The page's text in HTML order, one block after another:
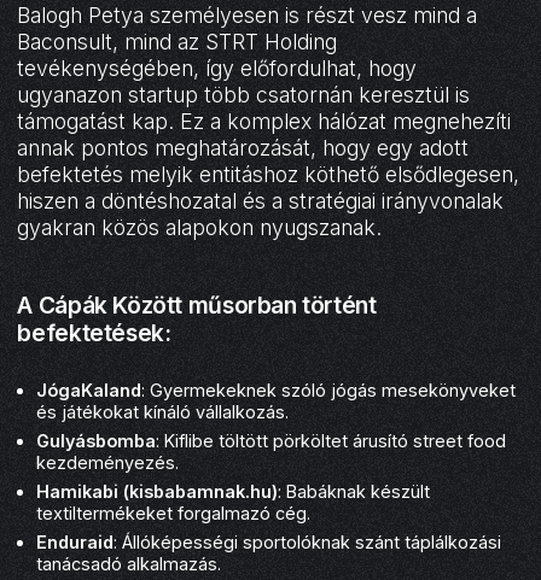
Balogh Petya személyesen is részt vesz mind a
Baconsult, mind az STRT Holding
tevékenységében, így előfordulhat, hogy
ugyanazon startup több csatornán keresztül is
támogatást kap. Ez a komplex hálózat megnehezíti
annak pontos meghatározását, hogy egy adott
befektetés melyik entitáshoz köthető elsődlegesen,
hiszen a döntéshozatal és a stratégiai irányvonalak
gyakran közös alapokon nyugszanak.
A Cápák Között műsorban történt
befektetések:
JógaKaland: Gyermekeknek szóló jógás mesekönyveket
és játékokat kínáló vállalkozás.
Gulyásbomba: Kiflibe töltött pörköltet árusító street food
kezdeményezés.
Hamikabi (kisbabamnak.hu): Babáknak készült
textiltermékeket forgalmazó cég.
Enduraid: Állóképességi sportolóknak szánt táplálkozási
tanácsadó alkalmazás.